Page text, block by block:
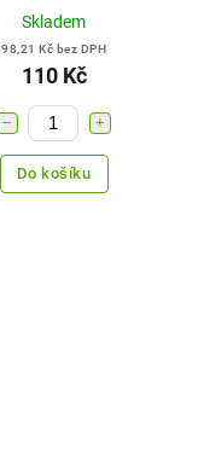
Skladem
98,21 Kč bez DPH
110 Kč
+
−
Do košíku